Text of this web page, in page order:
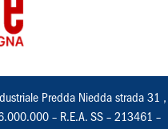
Predda Niedda strada 31 ,
– R.E.A. SS – 213461 –